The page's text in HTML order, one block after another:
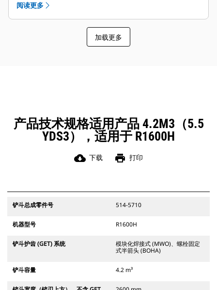
阅读更多
加载更多
产品技术规格适用产品 4.2M3（5.5
YDS3），适用于 R1600H
cloud_download 下载 print 打印
铲斗总成零件号 514-5710
机器型号 R1600H
铲斗护齿 (GET) 系统
模块化焊接式 (MWO)、螺栓固定
式半箭头 (BOHA)
铲斗容量 4.2 m³